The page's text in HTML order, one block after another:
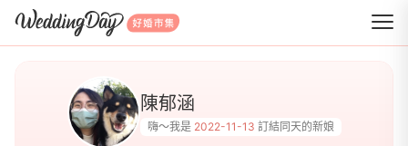
WeddingDay 好婚市集
陳郁涵
嗨～我是 2022-11-13 訂結同天的新娘